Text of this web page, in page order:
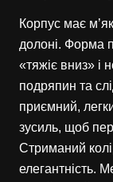
Корпус має
долоні. Форма
«тяжіє вниз» і
подряпин та
приємний,
зусиль, щоб
Стриманий
елегантність.